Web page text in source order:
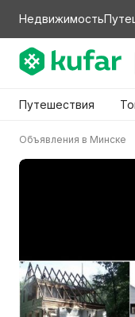
Недвижимость
Путешествия
Объявления в Минске